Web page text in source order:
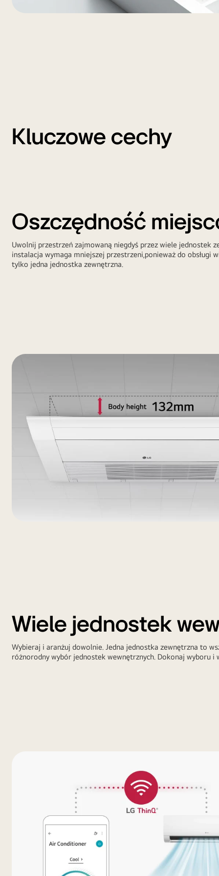
Kluczowe cechy
Oszczędność
Uwolnij przestrzeń zajmowaną niegdyś przez wiele jednostek
instalacja wymaga mniejszej przestrzeni,ponieważ do obsługi
tylko jedna jednostka zewnętrzna.
Wiele jednostek
Wybieraj i aranżuj dowolnie. Jedna jednostka zewnętrzna to
różnorodny wybór jednostek wewnętrznych. Dokonaj wyboru